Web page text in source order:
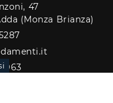
47
(Monza Brianza)